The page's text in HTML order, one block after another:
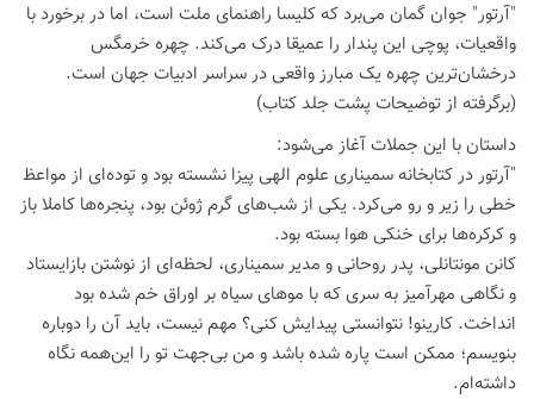
"آرتور" جوان گمان می‌برد که کلیسا راهنمای ملت است، اما در برخورد با
واقعیات، پوچی این پندار را عمیقا درک می‌کند. چهره خرمگس
درخشان‌ترین چهره یک مبارز واقعی در سراسر ادبیات جهان است.
(برگرفته از توضیحات پشت جلد کتاب)
داستان با این جملات آغاز می‌شود:
"آرتور در کتابخانه سمیناری علوم الهی پیزا نشسته بود و توده‌ای از مواعظ
خطی را زیر و رو می‌کرد. یکی از شب‌های گرم ژوئن بود، پنجره‌ها کاملا باز
و کرکره‌ها برای خنکی هوا بسته بود.
کانن مونتانلی، پدر روحانی و مدیر سمیناری، لحظه‌ای از نوشتن بازایستاد
و نگاهی مهرآمیز به سری که با موهای سیاه بر اوراق خم شده بود
انداخت. کارینو! نتوانستی پیدایش کنی؟ مهم نیست، باید آن را دوباره
بنویسم؛ ممکن است پاره شده باشد و من بی‌جهت تو را این‌همه نگاه
داشته‌ام.